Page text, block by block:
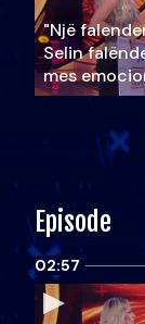
"Një
Selin
mes
Episode
02:57